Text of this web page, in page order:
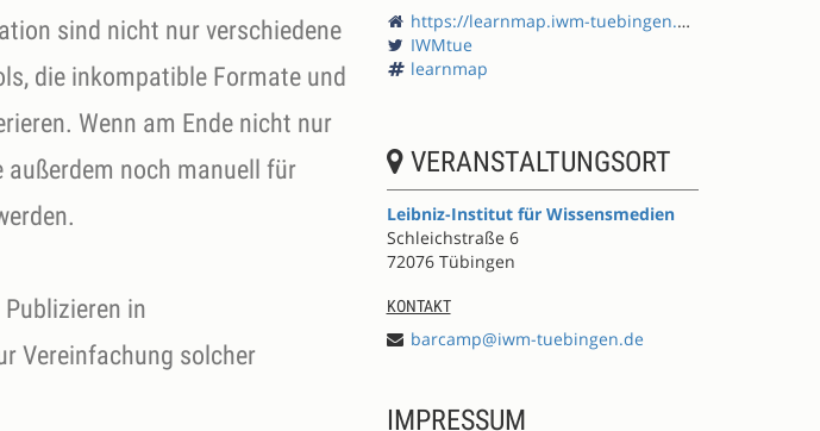
sind nicht nur verschiedene
die inkompatible Formate und
Wenn am Ende nicht nur
außerdem noch manuell für
in
Vereinfachung solcher
https://learnmap.iwm-tuebingen.de/
IWMtue
learnmap
VERANSTALTUNGSORT
Leibniz-Institut für Wissensmedien
Schleichstraße 6
72076 Tübingen
KONTAKT
barcamp@iwm-tuebingen.de
IMPRESSUM